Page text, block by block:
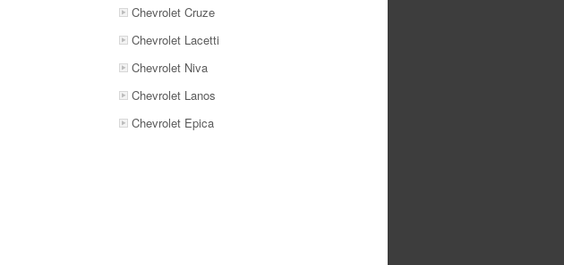
Chevrolet Cruze
Chevrolet Lacetti
Chevrolet Niva
Chevrolet Lanos
Chevrolet Epica